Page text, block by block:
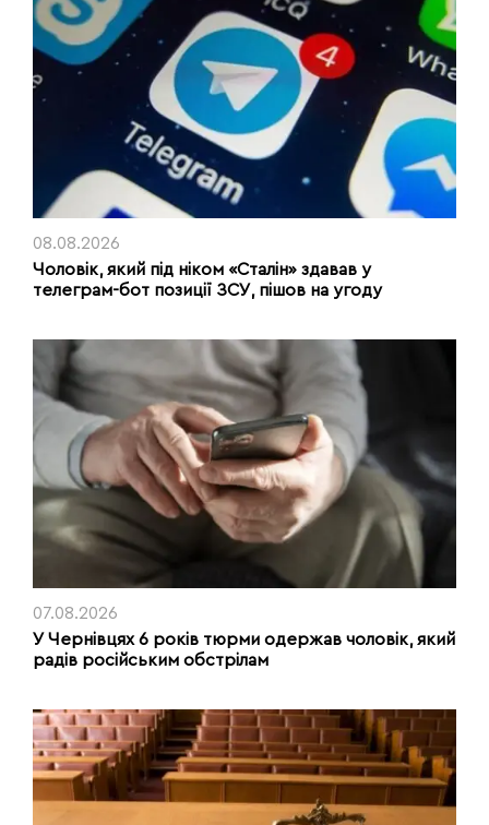
08.08.2026
Чоловік, який під ніком «Сталін» здавав у
телеграм-бот позиції ЗСУ, пішов на угоду
07.08.2026
У Чернівцях 6 років тюрми одержав чоловік, який
радів російським обстрілам